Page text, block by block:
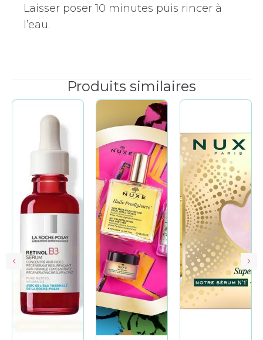
Laisser poser 10 minutes puis rincer à
l’eau.
Produits similaires